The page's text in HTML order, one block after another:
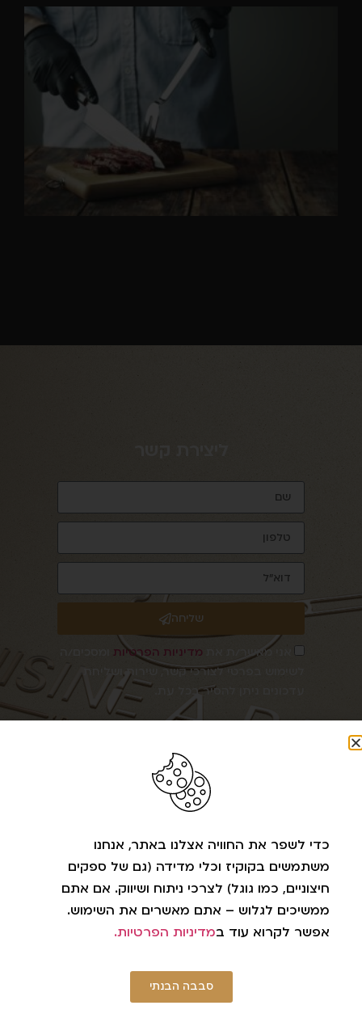
ליצירת קשר
אני מאשר/ת את מדיניות הפרטיות
לשימוש בפרטי לצורכי קשר, שירות ושליחת
עדכונים ניתן להסיר בכל עת.
שליחה
מחכים לשמוע מכם!
טלפון: 052-3430402
כתובת: לביא שלמה 8 חיפה
דוא״לֹ: cuisinaparis@gmail.com
כדי לשפר את החוויה אצלנו באתר, אנחנו
משתמשים בקוקיז וכלי מדידה (גם של ספקים
חיצוניים, כמו גוגל) לצרכי ניתוח ושיווק. אם אתם
ממשיכים לגלוש – אתם מאשרים את השימוש.
אפשר לקרוא עוד במדיניות הפרטיות.
סבבה הבנתי